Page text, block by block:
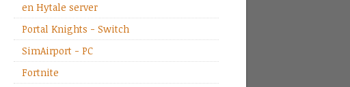
en Hytale server
Portal Knights - Switch
SimAirport - PC
Fortnite